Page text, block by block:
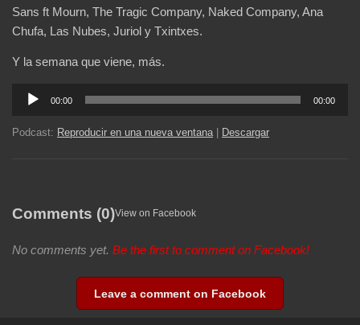
Sans ft Mourn, The Tragic Company, Naked Company, Ana
Chufa, Las Nubes, Juriol y Txintxes.
Y la semana que viene, más.
Reproductor
audio
00:00 00:00
Podcast: Reproducir en una nueva ventana | Descargar
Comments (0)View on Facebook
No comments yet. Be the first to comment on Facebook!
Leave a comment on Facebook